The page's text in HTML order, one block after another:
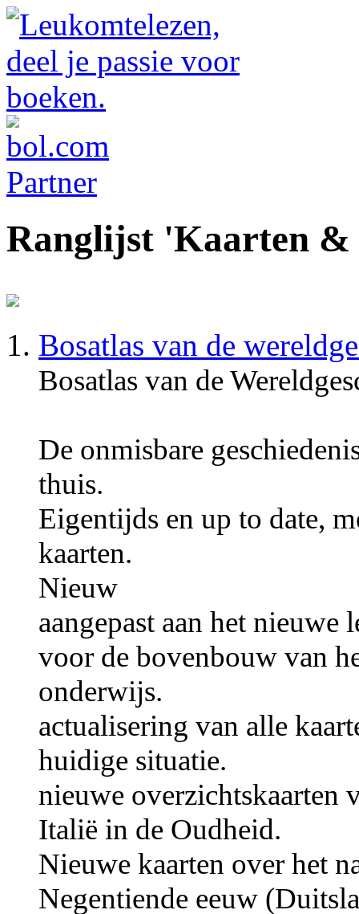
Ranglijst 'Kaarten &
Bosatlas van de
Bosatlas van de
De onmisbare
thuis.
Eigentijds en up to date,
kaarten.
Nieuw
aangepast aan het nieuwe
voor de bovenbouw van
onderwijs.
actualisering van alle
huidige situatie.
nieuwe overzichtskaarten
Italië in de Oudheid.
Nieuwe kaarten over het
Negentiende eeuw